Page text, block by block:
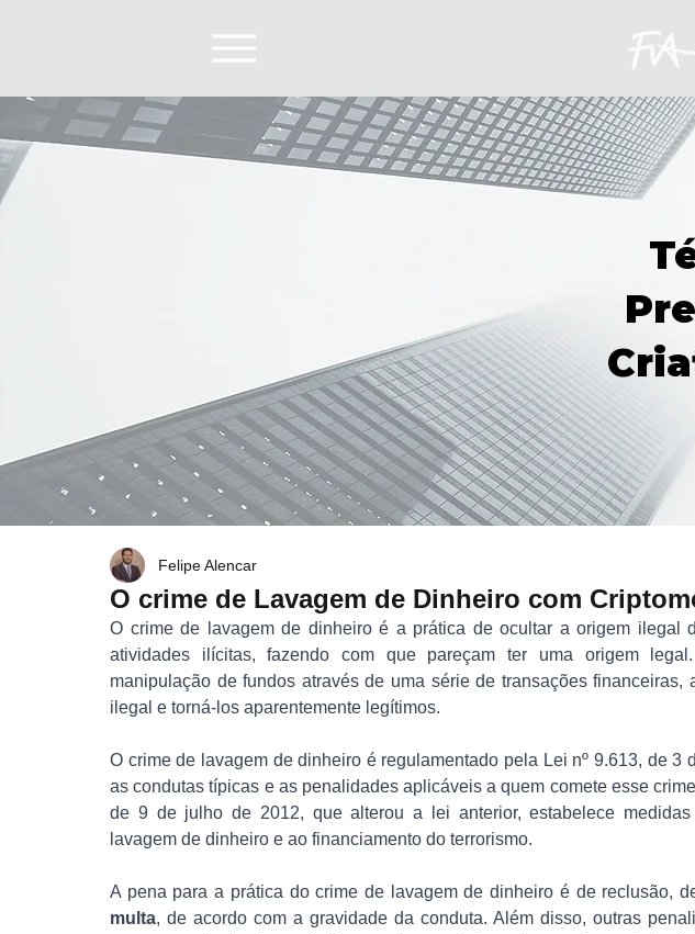
O crime de Lavagem de Dinheiro com
Felipe Alencar
O crime de lavagem de dinheiro é a prática de ocultar a origem ilegal
atividades ilícitas, fazendo com que pareçam ter uma origem
manipulação de fundos através de uma série de transações financeiras,
ilegal e torná-los aparentemente legítimos.
O crime de lavagem de dinheiro é regulamentado pela Lei nº 9.613, de 3
as condutas típicas e as penalidades aplicáveis a quem comete esse
de 9 de julho de 2012, que alterou a lei anterior, estabelece
lavagem de dinheiro e ao financiamento do terrorismo.
A pena para a prática do crime de lavagem de dinheiro é de reclusão,
multa, de acordo com a gravidade da conduta. Além disso, outras